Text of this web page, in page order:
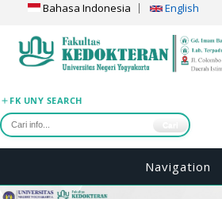
Bahasa Indonesia English
FK UNY SEARCH
Navigation